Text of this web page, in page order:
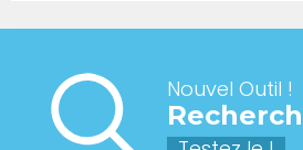
Nouvel Outil !